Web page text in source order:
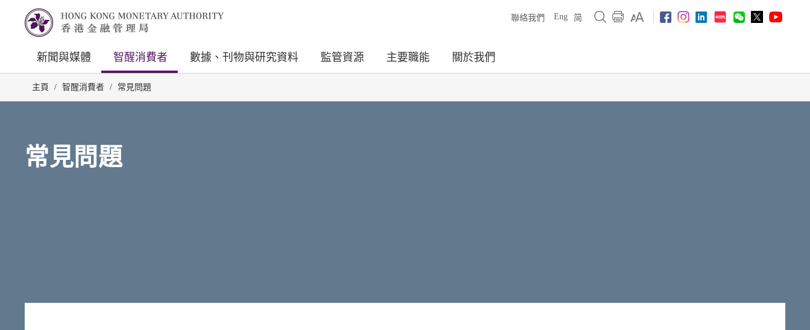
聯絡我們 Eng 简
新聞與媒體 智醒消費者 數據、刊物與研究資料 監管資源 主要職能 關於我們
主頁 / 智醒消費者 / 常見問題
常見問題